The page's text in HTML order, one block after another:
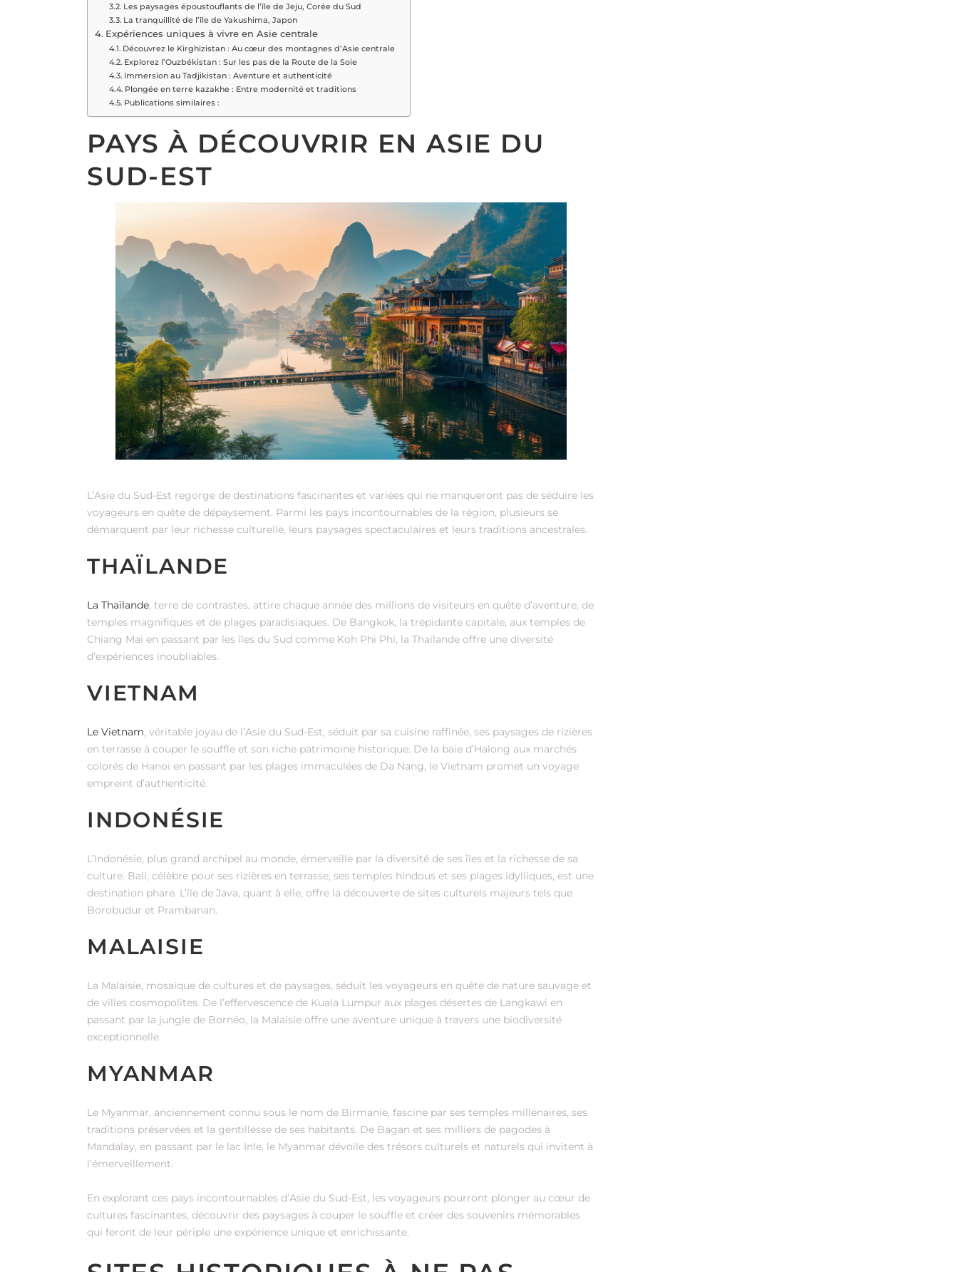
Les paysages époustouflants de l’île de Jeju, Corée du Sud
La tranquillité de l’île de Yakushima, Japon
Expériences uniques à vivre en Asie centrale
Découvrez le Kirghizistan : Au cœur des montagnes d’Asie centrale
Explorez l’Ouzbékistan : Sur les pas de la Route de la Soie
Immersion au Tadjikistan : Aventure et authenticité
Plongée en terre kazakhe : Entre modernité et traditions
Publications similaires :
PAYS À DÉCOUVRIR EN ASIE DU
SUD-EST
L’Asie du Sud-Est regorge de destinations fascinantes et variées qui ne manqueront pas de séduire les
voyageurs en quête de dépaysement. Parmi les pays incontournables de la région, plusieurs se
démarquent par leur richesse culturelle, leurs paysages spectaculaires et leurs traditions ancestrales.
THAÏLANDE
La Thaïlande, terre de contrastes, attire chaque année des millions de visiteurs en quête d’aventure, de
temples magnifiques et de plages paradisiaques. De Bangkok, la trépidante capitale, aux temples de
Chiang Mai en passant par les îles du Sud comme Koh Phi Phi, la Thaïlande offre une diversité
d’expériences inoubliables.
VIETNAM
Le Vietnam, véritable joyau de l’Asie du Sud-Est, séduit par sa cuisine raffinée, ses paysages de rizières
en terrasse à couper le souffle et son riche patrimoine historique. De la baie d’Halong aux marchés
colorés de Hanoï en passant par les plages immaculées de Da Nang, le Vietnam promet un voyage
empreint d’authenticité.
INDONÉSIE
L’Indonésie, plus grand archipel au monde, émerveille par la diversité de ses îles et la richesse de sa
culture. Bali, célèbre pour ses rizières en terrasse, ses temples hindous et ses plages idylliques, est une
destination phare. L’île de Java, quant à elle, offre la découverte de sites culturels majeurs tels que
Borobudur et Prambanan.
MALAISIE
La Malaisie, mosaïque de cultures et de paysages, séduit les voyageurs en quête de nature sauvage et
de villes cosmopolites. De l’effervescence de Kuala Lumpur aux plages désertes de Langkawi en
passant par la jungle de Bornéo, la Malaisie offre une aventure unique à travers une biodiversité
exceptionnelle.
MYANMAR
Le Myanmar, anciennement connu sous le nom de Birmanie, fascine par ses temples millénaires, ses
traditions préservées et la gentillesse de ses habitants. De Bagan et ses milliers de pagodes à
Mandalay, en passant par le lac Inle, le Myanmar dévoile des trésors culturels et naturels qui invitent à
l’émerveillement.
En explorant ces pays incontournables d’Asie du Sud-Est, les voyageurs pourront plonger au cœur de
cultures fascinantes, découvrir des paysages à couper le souffle et créer des souvenirs mémorables
qui feront de leur périple une expérience unique et enrichissante.